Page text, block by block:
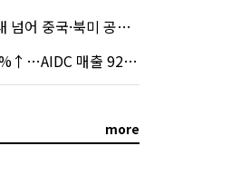
국·북미 공략 나선다
매출 92% 급증
more